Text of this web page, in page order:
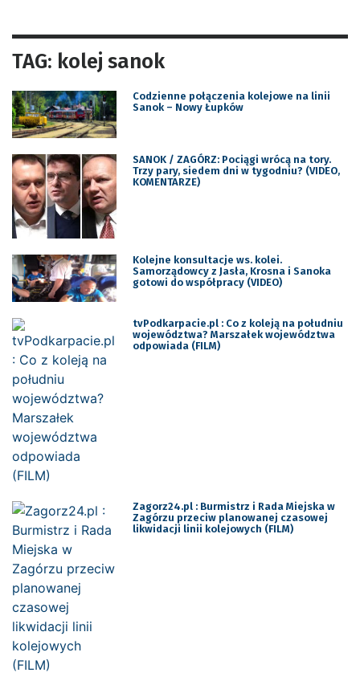
TAG: kolej sanok
Codzienne połączenia kolejowe na linii
Sanok – Nowy Łupków
SANOK / ZAGÓRZ: Pociągi wrócą na tory.
Trzy pary, siedem dni w tygodniu? (VIDEO,
KOMENTARZE)
Kolejne konsultacje ws. kolei.
Samorządowcy z Jasła, Krosna i Sanoka
gotowi do współpracy (VIDEO)
tvPodkarpacie.pl : Co z koleją na południu
województwa? Marszałek województwa
odpowiada (FILM)
Zagorz24.pl : Burmistrz i Rada Miejska w
Zagórzu przeciw planowanej czasowej
likwidacji linii kolejowych (FILM)